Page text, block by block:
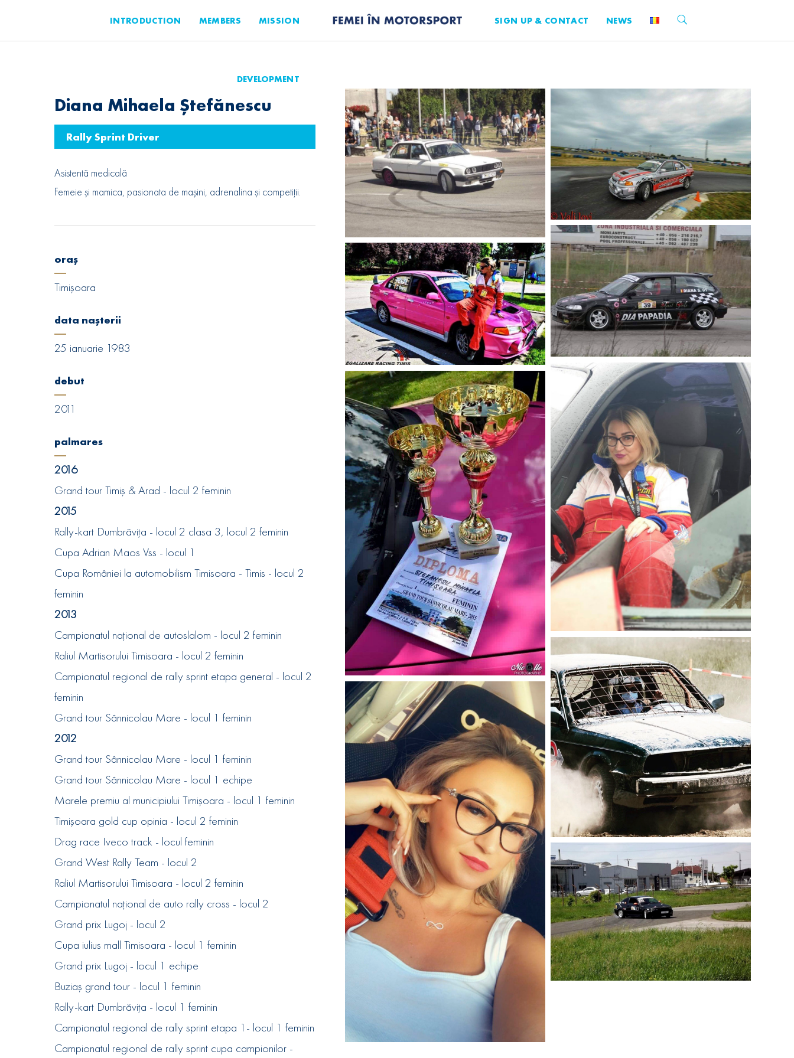
INTRODUCTION MEMBERS MISSION
DEVELOPMENT
SIGN UP & CONTACT NEWS
Diana Mihaela Ștefănescu
Rally Sprint Driver
Asistentă medicală
Femeie și mamica, pasionata de mașini, adrenalina și competiții.
oraș
Timișoara
data nașterii
25 ianuarie 1983
debut
2011
palmares
2016
Grand tour Timiș & Arad - locul 2 feminin
2015
Rally-kart Dumbrăvița - locul 2 clasa 3, locul 2 feminin
Cupa Adrian Maos Vss - locul 1
Cupa României la automobilism Timisoara - Timis - locul 2
feminin
2013
Campionatul național de autoslalom - locul 2 feminin
Raliul Martisorului Timisoara - locul 2 feminin
Campionatul regional de rally sprint etapa general - locul 2
feminin
Grand tour Sânnicolau Mare - locul 1 feminin
2012
Grand tour Sânnicolau Mare - locul 1 feminin
Grand tour Sânnicolau Mare - locul 1 echipe
Marele premiu al municipiului Timișoara - locul 1 feminin
Timișoara gold cup opinia - locul 2 feminin
Drag race Iveco track - locul feminin
Grand West Rally Team - locul 2
Raliul Martisorului Timisoara - locul 2 feminin
Campionatul național de auto rally cross - locul 2
Grand prix Lugoj - locul 2
Cupa iulius mall Timisoara - locul 1 feminin
Grand prix Lugoj - locul 1 echipe
Buziaș grand tour - locul 1 feminin
Rally-kart Dumbrăvița - locul 1 feminin
Campionatul regional de rally sprint etapa 1- locul 1 feminin
Campionatul regional de rally sprint cupa campionilor -